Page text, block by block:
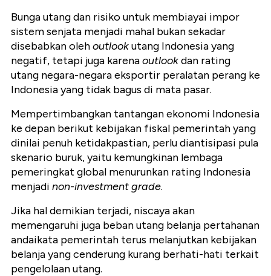
Bunga utang dan risiko untuk membiayai impor
sistem senjata menjadi mahal bukan sekadar
disebabkan olehoutlookutang Indonesia yang
negatif, tetapi juga karenaoutlookdan rating
utang negara-negara eksportir peralatan perang ke
Indonesia yang tidak bagus di mata pasar.
Mempertimbangkan tantangan ekonomi Indonesia
ke depan berikut kebijakan fiskal pemerintah yang
dinilai penuh ketidakpastian, perlu diantisipasi pula
skenario buruk, yaitu kemungkinan lembaga
pemeringkat global menurunkan rating Indonesia
menjadi non-investment grade.
Jika hal demikian terjadi, niscaya akan
memengaruhi juga beban utang belanja pertahanan
andaikata pemerintah terus melanjutkan kebijakan
belanja yang cenderung kurang berhati-hati terkait
pengelolaan utang.